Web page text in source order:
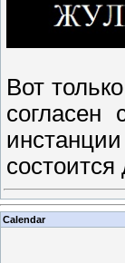
Вот
согласен
состоится
Calendar